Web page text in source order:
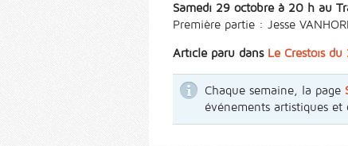
Samedi 29 octobre à 20 h au
Première partie : Jesse
Article paru dans Le Crestois
Chaque semaine, la page
événements artistiques et